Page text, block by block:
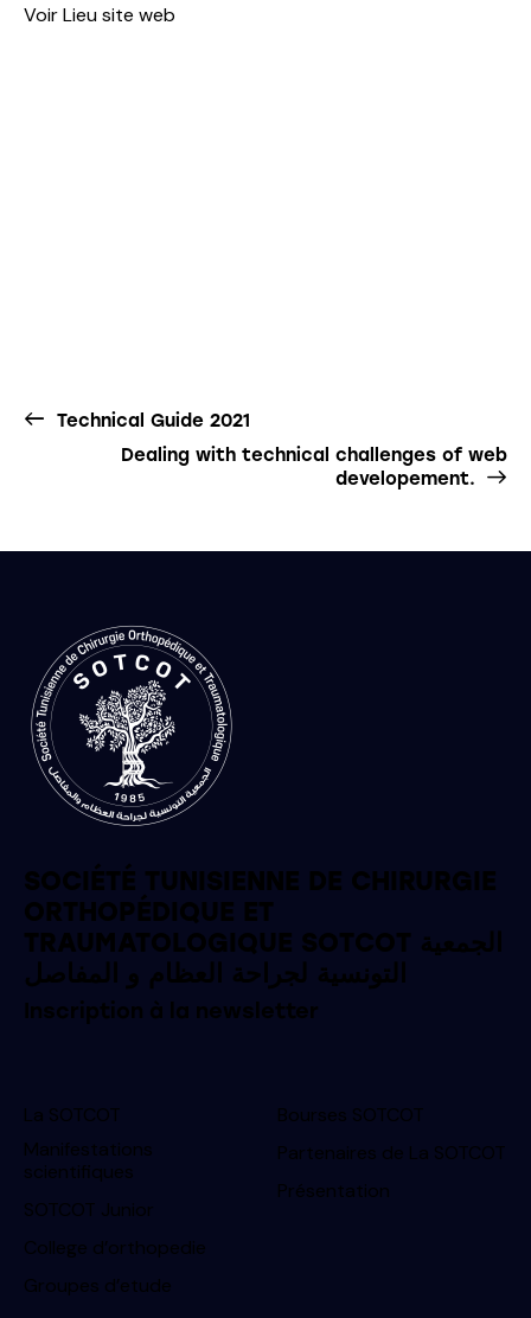
Voir Lieu site web
Technical Guide 2021
Dealing with technical challenges of web
developement.
SOCIÉTÉ TUNISIENNE DE CHIRURGIE
ORTHOPÉDIQUE ET
TRAUMATOLOGIQUE SOTCOT الجمعية
التونسية لجراحة العظام و المفاصل
Inscription à la newsletter
La SOTCOT
Manifestations
scientifiques
SOTCOT Junior
College d’orthopedie
Groupes d’etude
Bourses SOTCOT
Partenaires de La SOTCOT
Présentation